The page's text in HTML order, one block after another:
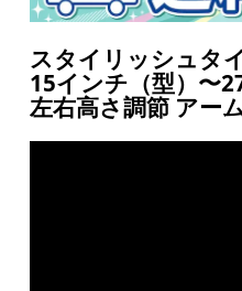
スタイリッシュタ
15インチ（型）〜
左右高さ調節 アー